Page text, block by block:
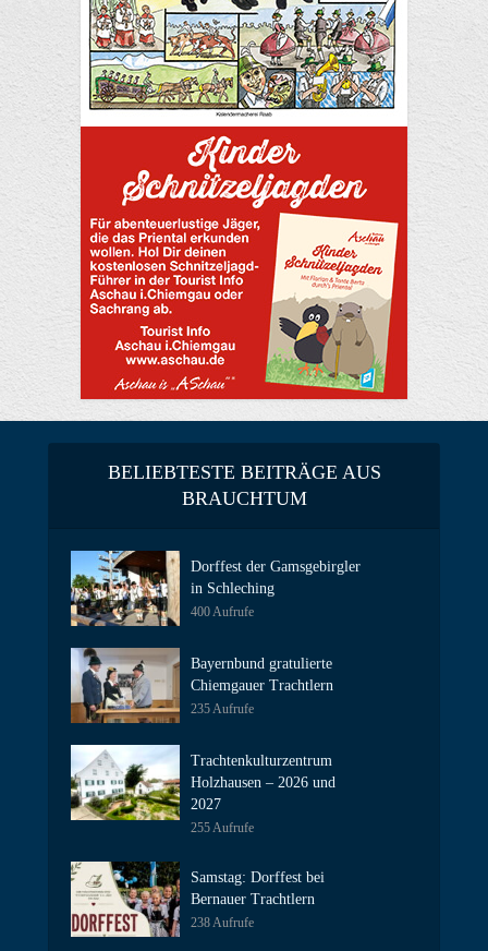
BELIEBTESTE BEITRÄGE AUS
BRAUCHTUM
Dorffest der Gamsgebirgler
in Schleching
400 Aufrufe
Bayernbund gratulierte
Chiemgauer Trachtlern
235 Aufrufe
Trachtenkulturzentrum
Holzhausen – 2026 und
2027
255 Aufrufe
Samstag: Dorffest bei
Bernauer Trachtlern
238 Aufrufe